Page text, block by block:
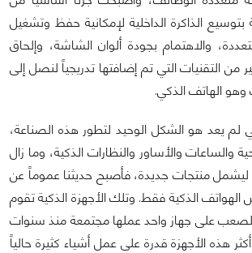
بتوسيع الذاكرة الداخلية لإمكانية حفظ وتشغيل
والاهتمام بجودة ألوان الشاشة، وإلحاق
من التقنيات التي تم إضافتها تدريجياً لنصل إلى
وهو الهاتف الذكي.
لم يعد هو الشكل الوحيد لتطور هذه الصناعة،
والساعات والأساور والنظارات الذكية، وما زال
ليشمل منتجات جديدة، فأصبح حديثنا عموماً عن
الهواتف الذكية فقط. وتلك الأجهزة الذكية تقوم
على جهاز واحد عملها مجتمعة منذ سنوات
أكثر هذه الأجهزة قدرة على عمل أشياء كثيرة حالياً